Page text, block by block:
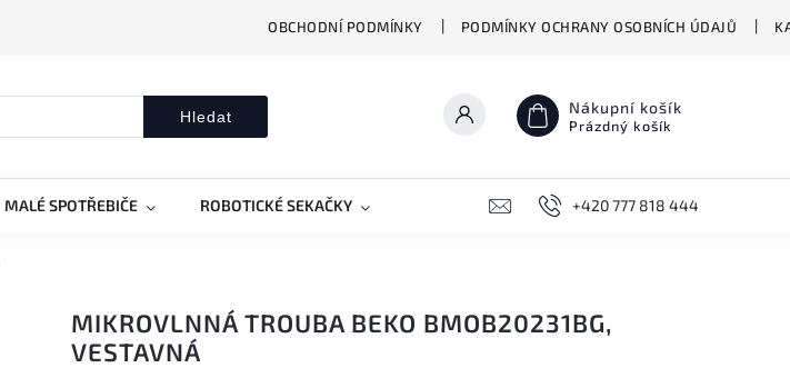
OBCHODNÍ PODMÍNKY PODMÍNKY OCHRANY OSOBNÍCH ÚDAJŮ
Hledat Nákupní košík
Prázdný košík
MALÉ SPOTŘEBIČE ROBOTICKÉ SEKAČKY PŘEKLADAČE VASCO BIONICKÉ MOPY
+420 777 818 444
MIKROVLNNÁ TROUBA BEKO BMOB20231BG,
VESTAVNÁ